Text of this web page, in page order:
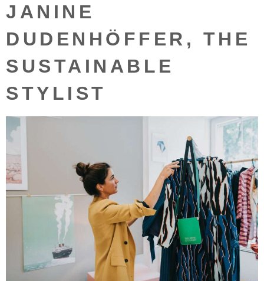
JANINE
DUDENHÖFFER, THE
SUSTAINABLE
STYLIST